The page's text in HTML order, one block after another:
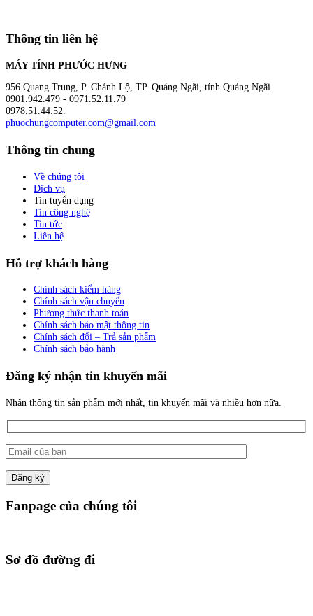
Thông tin liên hệ
MÁY TÍNH PHƯỚC HƯNG
956 Quang Trung, P. Chánh Lộ, TP. Quảng Ngãi, tỉnh Quảng Ngãi.
0901.942.479 - 0971.52.11.79
0978.51.44.52.
phuochungcomputer.com@gmail.com
Thông tin chung
Về chúng tôi
Dịch vụ
Tin tuyển dụng
Tin công nghệ
Tin tức
Liên hệ
Hỗ trợ khách hàng
Chính sách kiểm hàng
Chính sách vận chuyển
Phương thức thanh toán
Chính sách bảo mật thông tin
Chính sách đổi – Trả sản phẩm
Chính sách bảo hành
Đăng ký nhận tin khuyến mãi
Nhận thông tin sản phẩm mới nhất, tin khuyến mãi và nhiều hơn nữa.
Fanpage của chúng tôi
Sơ đồ đường đi